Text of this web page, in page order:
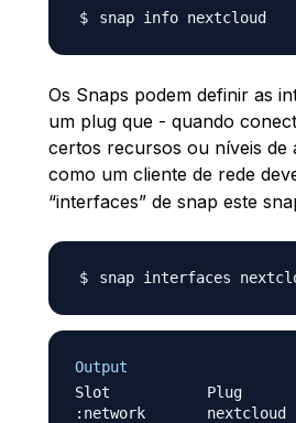
snap info nextcloud
Os Snaps podem definir as
um plug que - quando
certos recursos ou níveis de
como um cliente de rede
“interfaces” de snap este
Output
Slot           Plug
:network       nextcloud